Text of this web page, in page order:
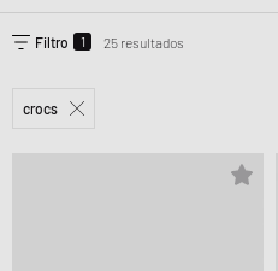
Filtro 1 25 resultados
crocs